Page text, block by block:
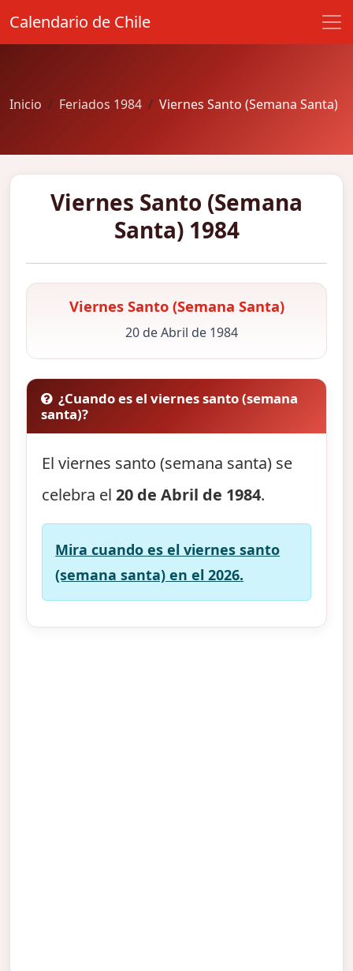
Calendario de Chile
Inicio Feriados 1984 Viernes Santo (Semana Santa)
Viernes Santo (Semana
Santa) 1984
Viernes Santo (Semana Santa)
20 de Abril de 1984
¿Cuando es el viernes santo (semana
santa)?
El viernes santo (semana santa) se
celebra el20 de Abril de 1984.
Mira cuando es el viernes santo
(semana santa) en el 2026.